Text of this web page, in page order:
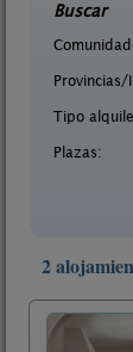
Buscar
Provincias/
Tipo
Plazas:
2